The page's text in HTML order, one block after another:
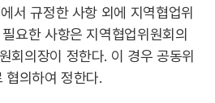
서 규정한 사항 외에 지역협업위
요한 사항은 지역협업위원회의
회의장이 정한다. 이 경우 공동위
협의하여 정한다.